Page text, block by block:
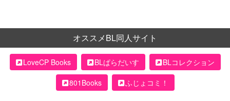
オススメBL同人サイト
LoveCP Books BLぱらだいす
BLコレクション
801Books
ふじょコミ！